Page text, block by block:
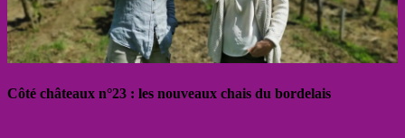
Côté châteaux n°23 : les nouveaux chais du bordelais